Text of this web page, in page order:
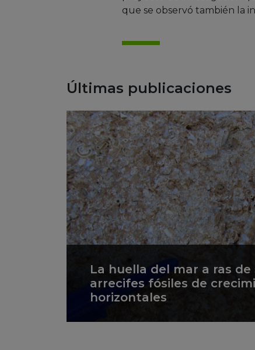
que se observó también la
Últimas publicaciones
La huella del mar a ras
arrecifes fósiles de
horizontales